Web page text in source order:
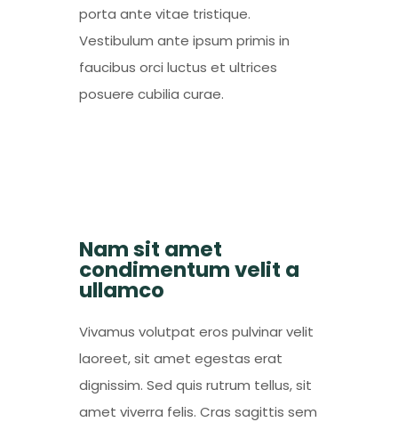
porta ante vitae tristique.
Vestibulum ante ipsum primis in
faucibus orci luctus et ultrices
posuere cubilia curae.
Nam sit amet
condimentum velit a
ullamco
Vivamus volutpat eros pulvinar velit
laoreet, sit amet egestas erat
dignissim. Sed quis rutrum tellus, sit
amet viverra felis. Cras sagittis sem